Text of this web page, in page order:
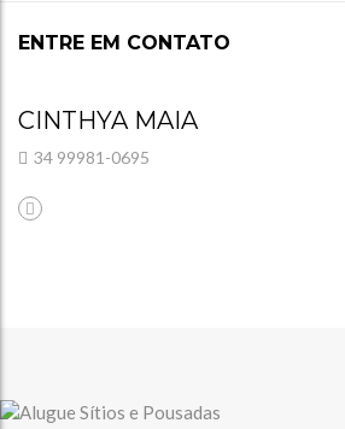
ENTRE EM CONTATO
CINTHYA MAIA
34 99981-0695